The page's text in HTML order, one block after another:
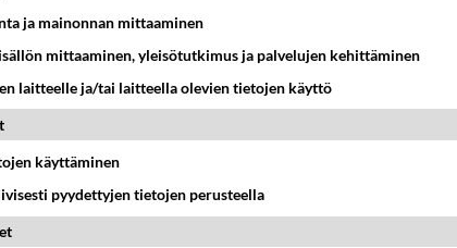
käyttämään.
olevalle saunaosastolle, joka onkin
oma sauna, joka on just lämpiämässä. Muilla ei
vaadin ja sen sain. Semmosta peliä.
Instagram-tililtä:
ja mainonnan mittaaminen
mittaaminen, yleisötutkimus ja palvelujen kehittäminen
laitteelle ja/tai laitteella olevien tietojen käyttö
käyttäminen
pyydettyjen tietojen perusteella